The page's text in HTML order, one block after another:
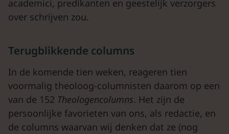
academici, predikanten en geestelijk verzorgers
over schrijven zou.
Terugblikkende columns
In de komende tien weken, reageren tien
voormalig theoloog-columnisten daarom op een
van de 152 Theologencolumns. Het zijn de
persoonlijke favorieten van ons, als redactie, en
de columns waarvan wij denken dat ze (nog